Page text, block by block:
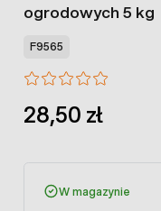
ogrodowych 5 kg
F9565
28,50 zł
W magazynie